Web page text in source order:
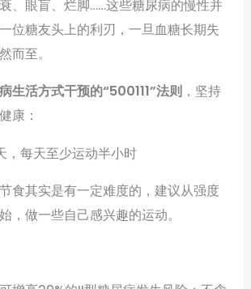
、眼盲、烂脚……这些糖尿病的慢性并
位糖友头上的利刃，一旦血糖长期失
而至。
生活方式干预的“500111”法则 ，坚持
康：
，每天至少运动半小时
食其实是有一定难度的，建议从强度
，做一些自己感兴趣的运动。